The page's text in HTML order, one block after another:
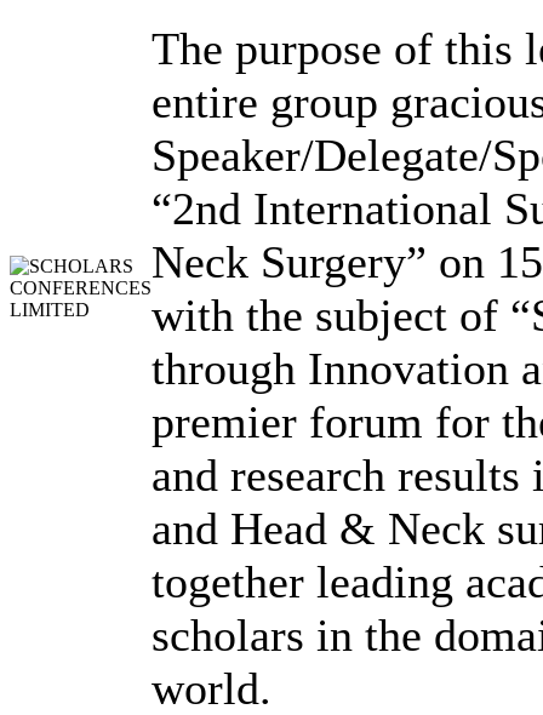
The purpose of this
entire group
Speaker/Delegate/
“2nd International
Neck Surgery” on
with the subject of
through Innovation
premier forum for
and research
and Head & Neck
together leading
scholars in the
world.